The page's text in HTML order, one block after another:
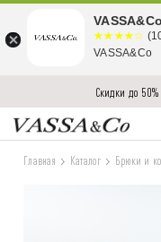
Скидки до
Главная Каталог Брюки и
VASSA&Co
☆☆☆☆☆
★★★★
★
VASSA&Co